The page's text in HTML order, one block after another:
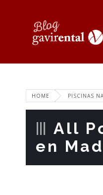
HOME PISCINAS
All
en